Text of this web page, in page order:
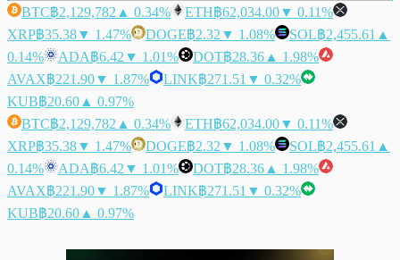
BTC฿2,129,782 ▲ 0.34% ETH฿62,034.00▼ 0.11%
XRP฿35.38▼ 1.47% DOGE฿2.32 ▼ 1.08% SOL฿2,455.61 ▲
0.14%
ADA฿6.42 ▼ 1.01% DOT฿28.36 ▲ 1.98%
AVAX฿221.90▼ 1.87% LINK฿271.51 ▼ 0.32%
KUB฿20.60 ▲ 0.97%
BTC฿2,129,782 ▲ 0.34% ETH฿62,034.00▼ 0.11%
XRP฿35.38▼ 1.47% DOGE฿2.32 ▼ 1.08% SOL฿2,455.61 ▲
0.14%
ADA฿6.42 ▼ 1.01% DOT฿28.36 ▲ 1.98%
AVAX฿221.90▼ 1.87% LINK฿271.51 ▼ 0.32%
KUB฿20.60 ▲ 0.97%